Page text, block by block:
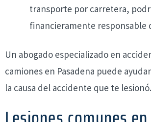
transporte por carretera,
financieramente responsable
Un abogado especializado en
camiones en Pasadena puede
la causa del accidente que te lesionó.